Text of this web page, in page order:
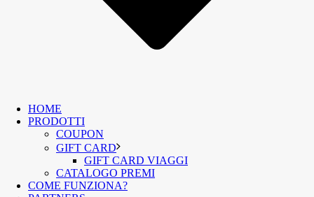
HOME
PRODOTTI
COUPON
GIFT CARD
GIFT CARD VIAGGI
CATALOGO PREMI
COME FUNZIONA?